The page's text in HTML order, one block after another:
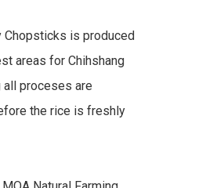
Chopsticks is produced
areas for Chihshang
proceses are
the rice is freshly